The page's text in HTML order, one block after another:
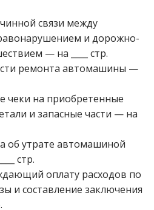
связи между
и дорожно-
— на ____ стр.
ремонта автомашины —
чеки на приобретенные
и запасные части — на
об утрате автомашиной
стр.
оплату расходов по
и составление заключения